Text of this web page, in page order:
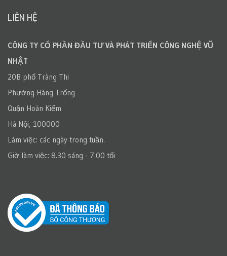
LIÊN HỆ
CÔNG TY CỔ PHẦN ĐẦU TƯ VÀ PHÁT TRIỂN CÔNG NGHỆ VŨ
NHẬT
20B phố Tràng Thi
Phường Hàng Trống
Quận Hoàn Kiếm
Hà Nội, 100000
Làm việc: các ngày trong tuần.
Giờ làm việc: 8.30 sáng - 7.00 tối